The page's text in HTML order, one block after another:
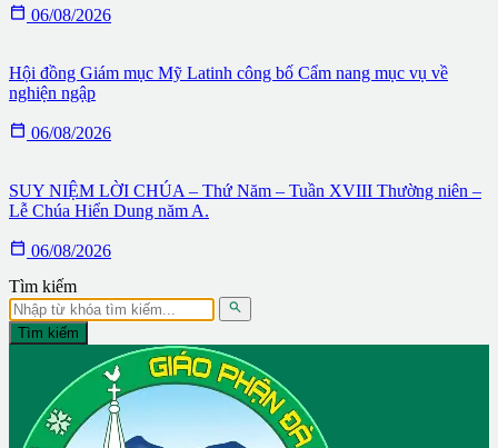
 06/08/2026
Hội đồng Giám mục Mỹ Latinh công bố Cẩm nang mục vụ về
nghiện ngập
 06/08/2026
SUY NIỆM LỜI CHÚA – Thứ Năm – Tuần XVIII Thường niên –
Lễ Chúa Hiển Dung năm A.
 06/08/2026
Tìm kiếm

Tìm kiếm